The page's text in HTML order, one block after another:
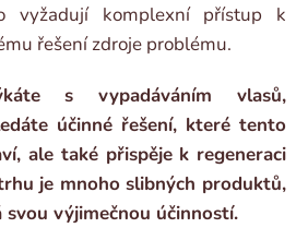
vyžadují komplexní přístup k
řešení zdroje problému.
s vypadáváním vlasů,
účinné řešení, které tento
ale také přispěje k regeneraci
je mnoho slibných produktů,
výjimečnou účinností.